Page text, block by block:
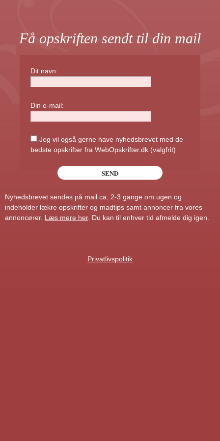
Få opskriften sendt til din mail
Dit navn:
Din e-mail:
Jeg vil også gerne have nyhedsbrevet med de
bedste opskrifter fra WebOpskrifter.dk (valgfrit)
Nyhedsbrevet sendes på mail ca. 2-3 gange om ugen og
indeholder lækre opskrifter og madtips samt annoncer fra vores
annoncører. Læs mere her. Du kan til enhver tid afmelde dig igen.
Privatlivspolitik